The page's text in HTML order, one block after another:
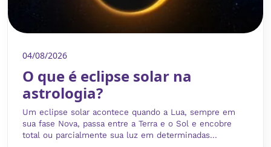
04/08/2026
O que é eclipse solar na
astrologia?
Um eclipse solar acontece quando a Lua, sempre em
sua fase Nova, passa entre a Terra e o Sol e encobre
total ou parcialmente sua luz em determinadas...